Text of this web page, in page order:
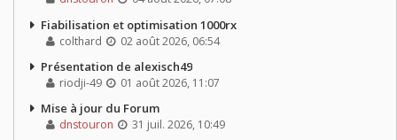
Fiabilisation et optimisation 1000rx
colthard 02 août 2026, 06:54
Présentation de alexisch49
riodji-49 01 août 2026, 11:07
Mise à jour du Forum
dnstouron 31 juil. 2026, 10:49